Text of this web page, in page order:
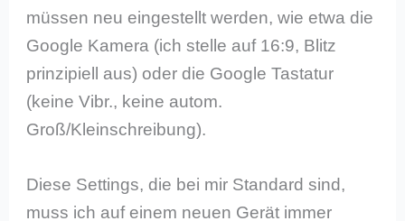
müssen neu eingestellt werden, wie etwa die
Google Kamera (ich stelle auf 16:9, Blitz
prinzipiell aus) oder die Google Tastatur
(keine Vibr., keine autom.
Groß/Kleinschreibung).
Diese Settings, die bei mir Standard sind,
muss ich auf einem neuen Gerät immer